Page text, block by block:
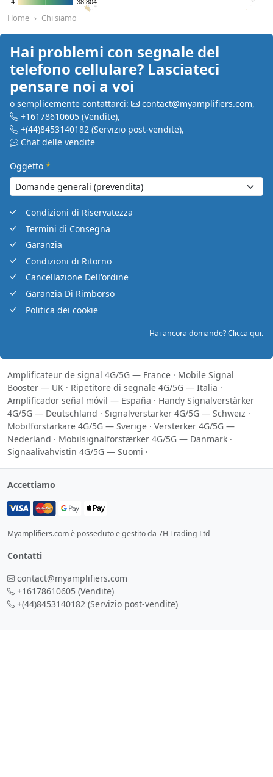
4
4 38,804
38,804
Home Chi siamo
Hai problemi con segnale del
telefono cellulare? Lasciateci
pensare noi a voi
o semplicemente contattarci: contact@myamplifiers.com,
+16178610605 (Vendite),
+(44)8453140182 (Servizio post-vendite),
Chat delle vendite
Oggetto *
Condizioni di Riservatezza
Termini di Consegna
Garanzia
Condizioni di Ritorno
Cancellazione Dell'ordine
Garanzia Di Rimborso
Politica dei cookie
Hai ancora domande? Clicca qui.
Amplificateur de signal 4G/5G — France · Mobile Signal
Booster — UK · Ripetitore di segnale 4G/5G — Italia ·
Amplificador señal móvil — España · Handy Signalverstärker
4G/5G — Deutschland · Signalverstärker 4G/5G — Schweiz ·
Mobilförstärkare 4G/5G — Sverige · Versterker 4G/5G —
Nederland · Mobilsignalforstærker 4G/5G — Danmark ·
Signaalivahvistin 4G/5G — Suomi ·
Accettiamo
Myamplifiers.com è posseduto e gestito da 7H Trading Ltd
Contatti
contact@myamplifiers.com
+16178610605 (Vendite)
+(44)8453140182 (Servizio post-vendite)